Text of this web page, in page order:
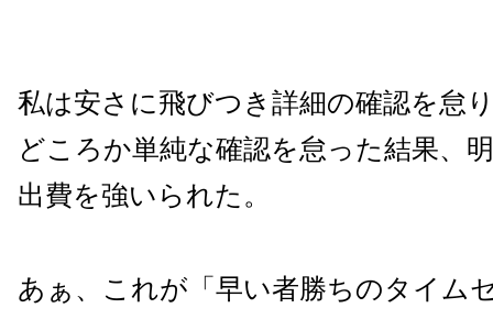
私は安さに飛びつき詳細の確認を怠
どころか単純な確認を怠った結果、
出費を強いられた。
あぁ、これが「早い者勝ちのタイム